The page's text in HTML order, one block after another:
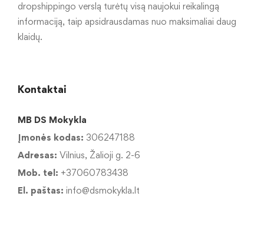
dropshippingo verslą turėtų visą naujokui reikalingą
informaciją, taip apsidrausdamas nuo maksimaliai daug
klaidų.
Kontaktai
MB DS Mokykla
Įmonės kodas: 306247188
Adresas: Vilnius, Žalioji g. 2-6
Mob. tel: +37060783438
El. paštas: info@dsmokykla.lt